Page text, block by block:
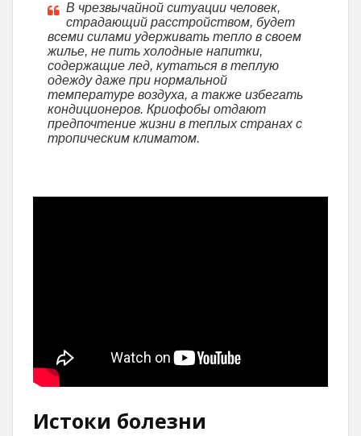
В чрезвычайной ситуации человек,
страдающий расстройством, будет
всеми силами удерживать тепло в своем
жилье, не пить холодные напитки,
содержащие лед, кутаться в теплую
одежду даже при нормальной
температуре воздуха, а также избегать
кондиционеров. Криофобы отдают
предпочтение жизни в теплых странах с
тропическим климатом.
Истоки болезни